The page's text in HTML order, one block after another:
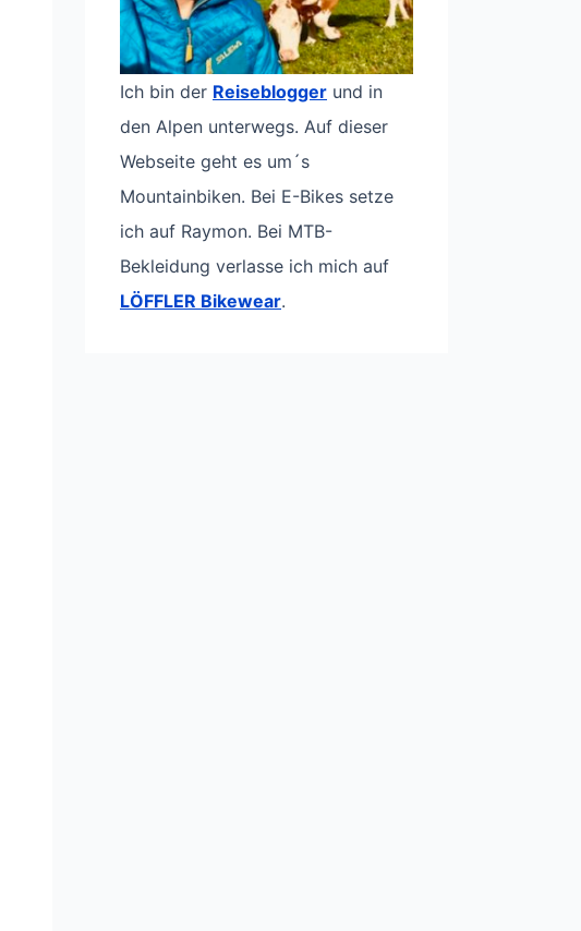
Ich bin der Reiseblogger und in
den Alpen unterwegs. Auf dieser
Webseite geht es um´s
Mountainbiken. Bei E-Bikes setze
ich auf Raymon. Bei MTB-
Bekleidung verlasse ich mich auf
LÖFFLER Bikewear.